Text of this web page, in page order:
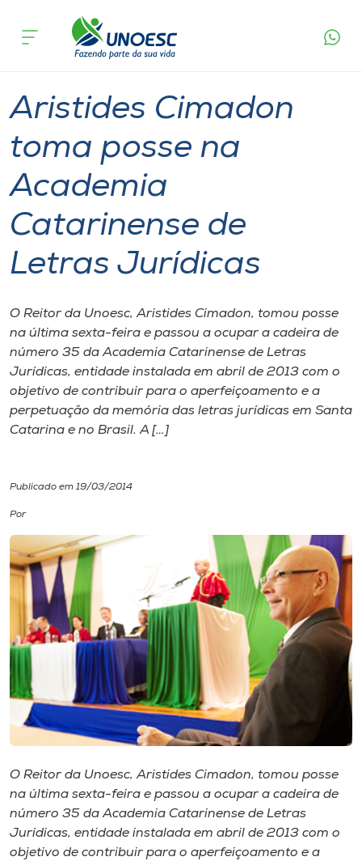
Cursos
Pesquisa
Atendimento ao Estudante
Portal de Ensino
Internacionalização
I.nova
Cultura
CPA
Biblioteca
Editora
Rádio
Museu
Unoesc
Store
acontece
Aristides Cimadon
toma posse na
Academia
Catarinense de
Letras Jurídicas
O Reitor da Unoesc, Aristides Cimadon, tomou posse
na última sexta-feira e passou a ocupar a cadeira de
número 35 da Academia Catarinense de Letras
Jurídicas, entidade instalada em abril de 2013 com o
objetivo de contribuir para o aperfeiçoamento e a
perpetuação da memória das letras jurídicas em Santa
Catarina e no Brasil. A […]
Publicado em 19/03/2014
Por
O Reitor da Unoesc, Aristides Cimadon, tomou posse
na última sexta-feira e passou a ocupar a cadeira de
número 35 da Academia Catarinense de Letras
Jurídicas, entidade instalada em abril de 2013 com o
objetivo de contribuir para o aperfeiçoamento e a